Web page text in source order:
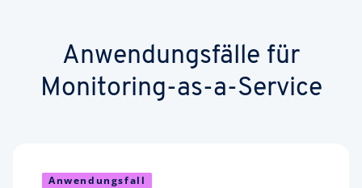
Anwendungsfälle für
Monitoring-as-a-Service
Anwendungsfall